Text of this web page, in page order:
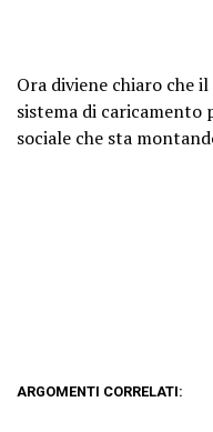
Ora diviene chiaro che
sistema di
sociale che sta
ARGOMENTI CORRELATI: